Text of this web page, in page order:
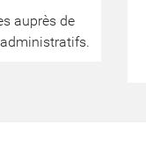
auprès de